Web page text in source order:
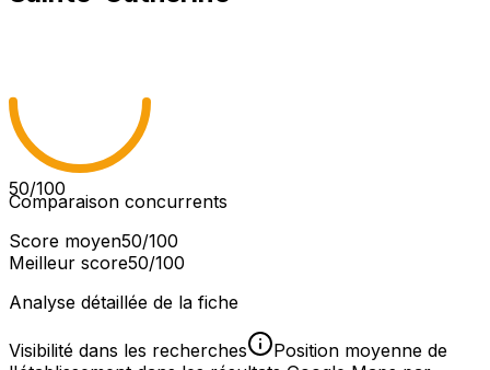
50/100
Comparaison concurrents
Score moyen50/100
Meilleur score50/100
Analyse détaillée de la fiche
Visibilité dans les recherches
Position moyenne de